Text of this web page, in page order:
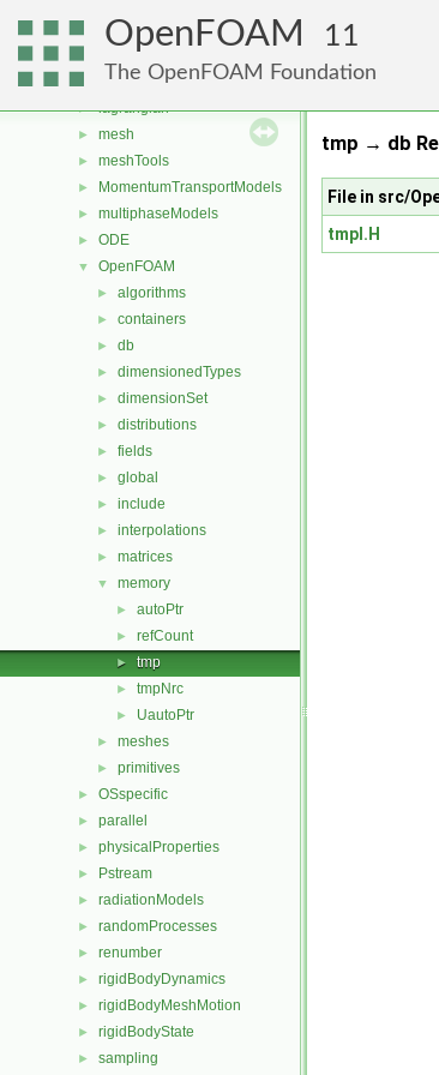
OpenFOAM 11
The OpenFOAM Foundation
fvMotionSolver
genericPatches
genericPatchFields
► lagrangian
► mesh
► meshTools
► MomentumTransportModels
► multiphaseModels
► ODE
▼ OpenFOAM
► algorithms
► containers
► db
► dimensionedTypes
► dimensionSet
► distributions
► fields
► global
► include
► interpolations
► matrices
▼ memory
► autoPtr
► refCount
► tmp
► tmpNrc
► UautoPtr
► meshes
► primitives
► OSspecific
► parallel
► physicalProperties
► Pstream
► radiationModels
► randomProcesses
► renumber
► rigidBodyDynamics
► rigidBodyMeshMotion
► rigidBodyState
► sampling
tmp → db
File in src/
tmpI.H